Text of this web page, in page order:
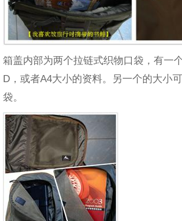
箱盖内部为两个拉链式织物口袋，有一
D，或者A4大小的资料。另一个的大小
袋。